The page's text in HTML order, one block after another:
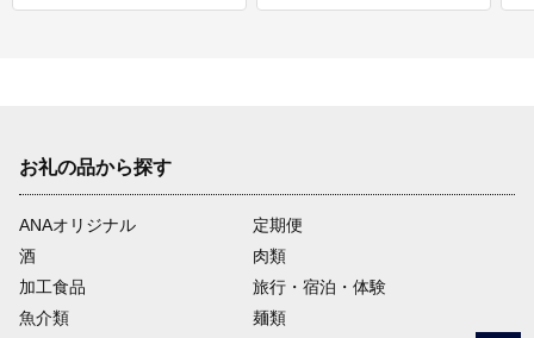
お礼の品から探す
ANAオリジナル
定期便
酒
肉類
加工食品
旅行・宿泊・体験
魚介類
麺類